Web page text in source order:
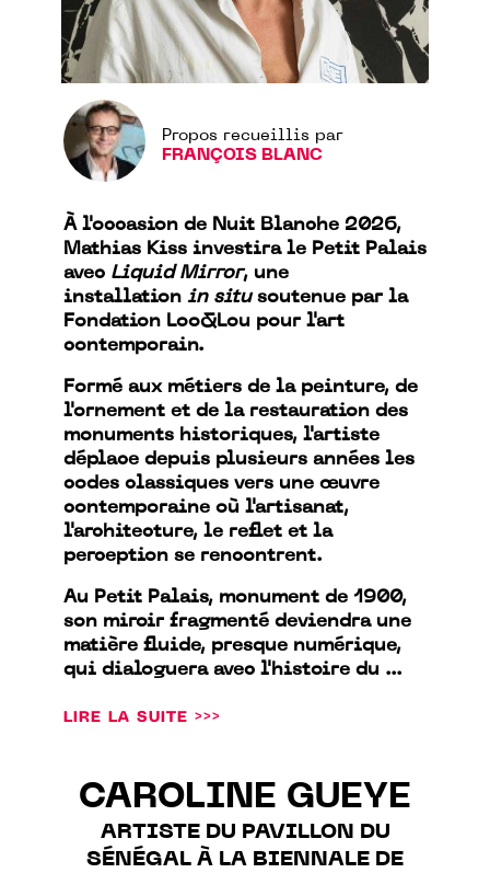
Propos recueillis par
FRANÇOIS BLANC
À l'occasion de Nuit Blanche 2026,
Mathias Kiss investira le Petit Palais
avec Liquid Mirror, une
installation in situsoutenue par la
Fondation Loo&Lou pour l'art
contemporain.
Formé aux métiers de la peinture, de
l'ornement et de la restauration des
monuments historiques, l'artiste
déplace depuis plusieurs années les
codes classiques vers une œuvre
contemporaine où l'artisanat,
l'architecture, le reflet et la
perception se rencontrent.
Au Petit Palais, monument de 1900,
son miroir fragmenté deviendra une
matière fluide, presque numérique,
qui dialoguera avec l'histoire du ...
LIRE LA SUITE >>>
CAROLINE GUEYE
ARTISTE DU PAVILLON DU
SÉNÉGAL À LA BIENNALE DE